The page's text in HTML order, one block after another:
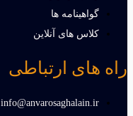
گواهینامه ها
کلاس های آنلاین
راه های ارتباطی
info@anvarosaghalain.ir​